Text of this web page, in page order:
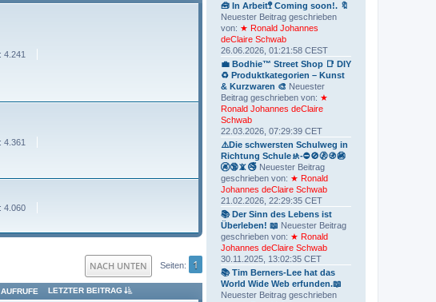
4.241
4.361
4.060
NACH UNTEN Seiten 1
AUFRUFE LETZTER BEITRAG
🧰 In Arbeit🚏 Coming soon!. 🔖
Neuester Beitrag geschrieben
von: ★ Ronald Johannes
deClaire Schwab
26.06.2026, 01:21:58 CEST
💼 Bodhie™ Street Shop 📑 DIY
♻ Produktkategorien – Kunst
& Kurzwaren 🎨 Neuester
Beitrag geschrieben von: ★
Ronald Johannes deClaire
Schwab
22.03.2026, 07:29:39 CET
⚠️Die schwersten Schulweg in
Richtung Schule🚸-⛔️🚫🚷🚯🚳
🚱🔞📵🚭Neuester Beitrag
geschrieben von: ★ Ronald
Johannes deClaire Schwab
21.02.2026, 22:29:35 CET
📚 Der Sinn des Lebens ist
Überleben! 📖 Neuester Beitrag
geschrieben von: ★ Ronald
Johannes deClaire Schwab
30.11.2025, 13:02:35 CET
📚 Tim Berners-Lee hat das
World Wide Web erfunden.📖
Neuester Beitrag geschrieben